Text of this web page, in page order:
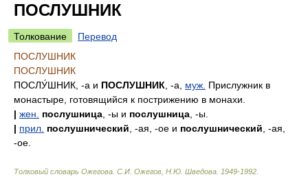
ПОСЛУШНИК
Толкование
Перевод
ПОСЛУШНИК
ПОСЛУШНИК
ПОСЛУ́ШНИК , -а и ПОСЛУШНИК , -а, муж. Прислужник в
монастыре, готовящийся к пострижению в монахи.
| жен. послушница , -ы и послушница , -ы.
| прил. послушнический , -ая, -ое и послушнический , -ая,
-ое.
Толковый словарь Ожегова С.И. Ожегов, Н.Ю. Шведова. 1949-1992